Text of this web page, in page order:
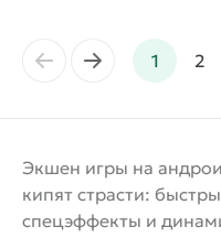
← → 1 2
Экшен игры на
кипят страсти:
спецэффекты и